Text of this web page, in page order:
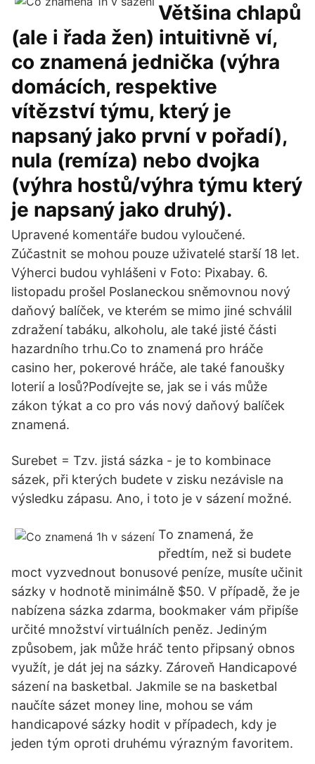
Většina chlapů
(ale i řada žen) intuitivně ví,
co znamená jednička (výhra
domácích, respektive
vítězství týmu, který je
napsaný jako první v pořadí),
nula (remíza) nebo dvojka
(výhra hostů/výhra týmu který
je napsaný jako druhý).
Upravené komentáře budou vyloučené.
Zúčastnit se mohou pouze uživatelé starší 18 let.
Výherci budou vyhlášeni v Foto: Pixabay. 6.
listopadu prošel Poslaneckou sněmovnou nový
daňový balíček, ve kterém se mimo jiné schválil
zdražení tabáku, alkoholu, ale také jisté části
hazardního trhu.Co to znamená pro hráče
casino her, pokerové hráče, ale také fanoušky
loterií a losů?Podívejte se, jak se i vás může
zákon týkat a co pro vás nový daňový balíček
znamená.
Surebet = Tzv. jistá sázka - je to kombinace
sázek, při kterých budete v zisku nezávisle na
výsledku zápasu. Ano, i toto je v sázení možné.
To znamená, že
předtím, než si budete
moct vyzvednout bonusové peníze, musíte učinit
sázky v hodnotě minimálně $50. V případě, že je
nabízena sázka zdarma, bookmaker vám připíše
určité množství virtuálních peněz. Jediným
způsobem, jak může hráč tento připsaný obnos
využít, je dát jej na sázky. Zároveň Handicapové
sázení na basketbal. Jakmile se na basketbal
naučíte sázet money line, mohou se vám
handicapové sázky hodit v případech, kdy je
jeden tým oproti druhému výrazným favoritem.